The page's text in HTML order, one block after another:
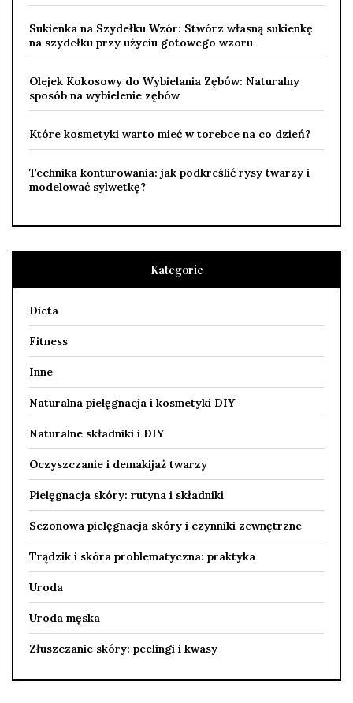
Sukienka na Szydełku Wzór: Stwórz własną sukienkę
na szydełku przy użyciu gotowego wzoru
Olejek Kokosowy do Wybielania Zębów: Naturalny
sposób na wybielenie zębów
Które kosmetyki warto mieć w torebce na co dzień?
Technika konturowania: jak podkreślić rysy twarzy i
modelować sylwetkę?
Kategorie
Dieta
Fitness
Inne
Naturalna pielęgnacja i kosmetyki DIY
Naturalne składniki i DIY
Oczyszczanie i demakijaż twarzy
Pielęgnacja skóry: rutyna i składniki
Sezonowa pielęgnacja skóry i czynniki zewnętrzne
Trądzik i skóra problematyczna: praktyka
Uroda
Uroda męska
Złuszczanie skóry: peelingi i kwasy